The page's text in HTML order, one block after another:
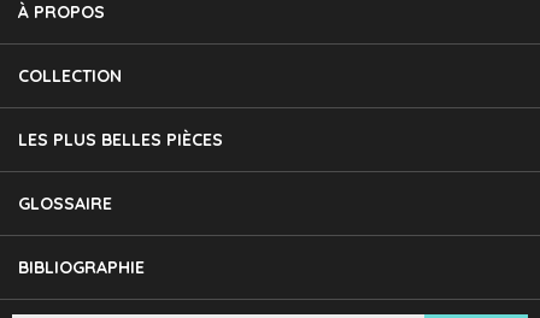
À PROPOS
COLLECTION
LES PLUS BELLES PIÈCES
GLOSSAIRE
BIBLIOGRAPHIE